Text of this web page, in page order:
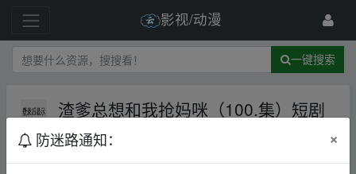
影视/动漫
一键搜索
渣爹总想和我抢妈咪（100.集）短剧
全集
防迷路通知： ×